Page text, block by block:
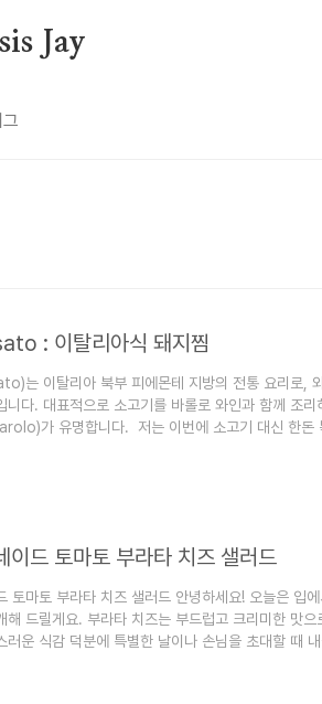
Jay
: 이탈리아식 돼지찜
는 이탈리아 북부 피에몬테 지방의 전통 요리로,
니다. 대표적으로 소고기를 바롤로 와인과 함께 조리
가 유명합니다. 저는 이번에 소고기 대신 한
습니다.) 3kg 레드 와인 (바롤로 또는 드라이한 레
이드 토마토 부라타 치즈 샐러드
토마토 부라타 치즈 샐러드 안녕하세요! 오늘은 입
해 드릴게요. 부라타 치즈는 부드럽고 크리미한 맛
러운 식감 덕분에 특별한 날이나 손님을 초대할 때
요한 재료 (2인 기준) 부라타 치즈: 1개 바질, 딜,